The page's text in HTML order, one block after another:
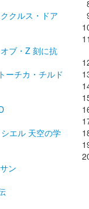
クルス・ドア
ブ・Ζ 刻に抗
ーチカ・チルド
エル 天空の学
ン